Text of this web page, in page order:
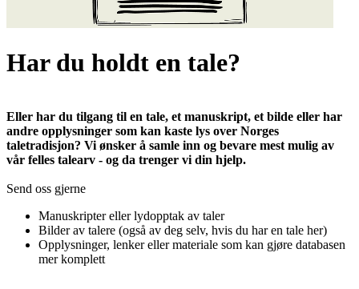
Har du holdt en tale?
Eller har du tilgang til en tale, et manuskript, et bilde eller har
andre opplysninger som kan kaste lys over Norges
taletradisjon? Vi ønsker å samle inn og bevare mest mulig av
vår felles talearv - og da trenger vi din hjelp.
Send oss gjerne
Manuskripter eller lydopptak av taler
Bilder av talere (også av deg selv, hvis du har en tale her)
Opplysninger, lenker eller materiale som kan gjøre databasen
mer komplett